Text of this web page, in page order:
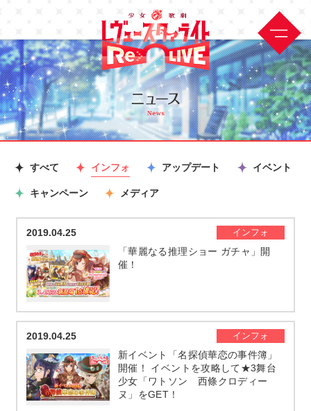
すべて インフォ アップデート イベント
キャンペーン メディア
2019.04.25 インフォ
「華麗なる推理ショー ガチャ」開
催！
2019.04.25 インフォ
新イベント「名探偵華恋の事件簿」
開催！ イベントを攻略して★3舞台
少女「ワトソン 西條クロディー
ヌ」をGET！